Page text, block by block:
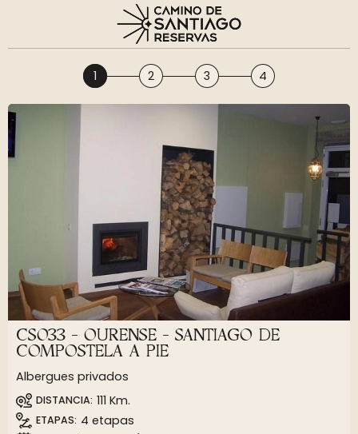
1 2 3 4
CS033 - OURENSE - SANTIAGO DE
COMPOSTELA A PIE
Albergues privados
DISTANCIA 111 Km.
ETAPAS 4 etapas